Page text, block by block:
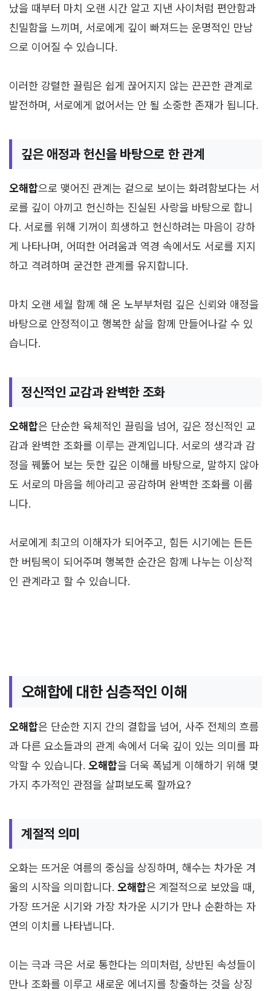
났을 때부터 마치 오랜 시간 알고 지낸 사이처럼 편안함과
친밀함을 느끼며, 서로에게 깊이 빠져드는 운명적인 만남
으로 이어질 수 있습니다.
이러한 강렬한 끌림은 쉽게 끊어지지 않는 끈끈한 관계로
발전하며, 서로에게 없어서는 안 될 소중한 존재가 됩니다.
깊은 애정과 헌신을 바탕으로 한 관계
오해합으로 맺어진 관계는 겉으로 보이는 화려함보다는 서
로를 깊이 아끼고 헌신하는 진실된 사랑을 바탕으로 합니
다. 서로를 위해 기꺼이 희생하고 헌신하려는 마음이 강하
게 나타나며, 어떠한 어려움과 역경 속에서도 서로를 지지
하고 격려하며 굳건한 관계를 유지합니다.
마치 오랜 세월 함께 해 온 노부부처럼 깊은 신뢰와 애정을
바탕으로 안정적이고 행복한 삶을 함께 만들어나갈 수 있
습니다.
정신적인 교감과 완벽한 조화
오해합은 단순한 육체적인 끌림을 넘어, 깊은 정신적인 교
감과 완벽한 조화를 이루는 관계입니다. 서로의 생각과 감
정을 꿰뚫어 보는 듯한 깊은 이해를 바탕으로, 말하지 않아
도 서로의 마음을 헤아리고 공감하며 완벽한 조화를 이룹
니다.
서로에게 최고의 이해자가 되어주고, 힘든 시기에는 든든
한 버팀목이 되어주며 행복한 순간은 함께 나누는 이상적
인 관계라고 할 수 있습니다.
오해합에 대한 심층적인 이해
오해합은 단순한 지지 간의 결합을 넘어, 사주 전체의 흐름
과 다른 요소들과의 관계 속에서 더욱 깊이 있는 의미를 파
악할 수 있습니다. 오해합을 더욱 폭넓게 이해하기 위해 몇
가지 추가적인 관점을 살펴보도록 할까요?
계절적 의미
오화는 뜨거운 여름의 중심을 상징하며, 해수는 차가운 겨
울의 시작을 의미합니다. 오해합은 계절적으로 보았을 때,
가장 뜨거운 시기와 가장 차가운 시기가 만나 순환하는 자
연의 이치를 나타냅니다.
이는 극과 극은 서로 통한다는 의미처럼, 상반된 속성들이
만나 조화를 이루고 새로운 에너지를 창출하는 것을 상징